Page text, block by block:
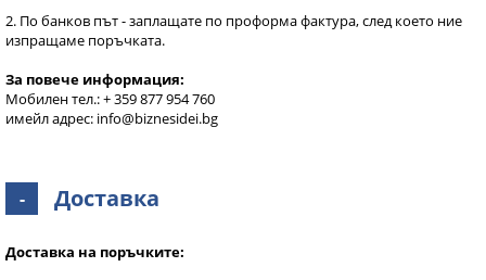
2. По банков път - заплащате по проформа фактура, след което ние
изпращаме поръчката.
За повече информация:
Мобилен тел.: + 359 877 954 760
имейл адрес: info@biznesidei.bg
- Доставка
Доставка на поръчките: